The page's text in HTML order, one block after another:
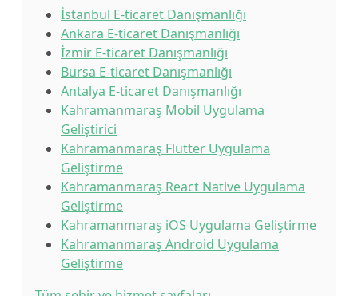
İstanbul E-ticaret Danışmanlığı
Ankara E-ticaret Danışmanlığı
İzmir E-ticaret Danışmanlığı
Bursa E-ticaret Danışmanlığı
Antalya E-ticaret Danışmanlığı
Kahramanmaraş Mobil Uygulama
Geliştirici
Kahramanmaraş Flutter Uygulama
Geliştirme
Kahramanmaraş React Native Uygulama
Geliştirme
Kahramanmaraş iOS Uygulama Geliştirme
Kahramanmaraş Android Uygulama
Geliştirme